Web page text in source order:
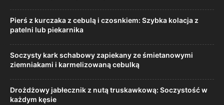
Pierś z kurczaka z cebulą i czosnkiem: Szybka kolacja z
patelni lub piekarnika
Soczysty kark schabowy zapiekany ze śmietanowymi
ziemniakami i karmelizowaną cebulką
Drożdżowy jabłecznik z nutą truskawkową: Soczystość w
każdym kęsie